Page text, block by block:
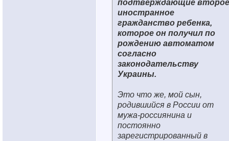
подтверждающие второе
иностранное
гражданство ребенка,
которое он получил по
рождению автоматом
согласно
законодательству
Украины.
Это что же, мой сын,
родившийся в России от
мужа-россиянина и
постоянно
зарегистрированный в